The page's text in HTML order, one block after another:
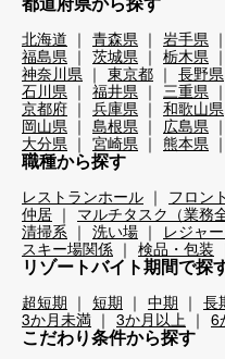
北海道 青森県 岩手県
福島県
茨城県 栃木県
神奈川県
東京都 長野県
石川県
福井県 三重県
京都府
兵庫県 和歌山県
岡山県
島根県 広島県
大分県
宮崎県 熊本県
職種から探す
レストランホール フロン
仲居
マルチタスク（業務
清掃系
洗い場
レジャ
スキー場関係
検品・包装
リゾートバイト期間で探
超短期 短期 中期 長
3か月未満
3か月以上 6
こだわり条件から探す